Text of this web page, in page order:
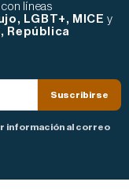
líneas
LGBT+, MICEy
República
Suscribirse
información al correo